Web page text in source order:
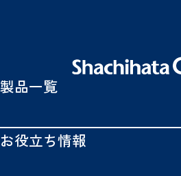
製品一覧
お役立ち情報